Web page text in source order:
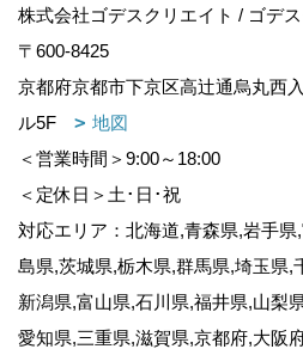
株式会社ゴデスクリエイト / ゴデ
〒600-8425
京都府京都市下京区高辻通烏丸西
ル5F
地図
＜営業時間＞9:00～18:00
＜定休日＞土･日･祝
対応エリア：北海道,青森県,岩手
島県,茨城県,栃木県,群馬県,埼玉県,
新潟県,富山県,石川県,福井県,山梨
愛知県,三重県,滋賀県,京都府,大阪